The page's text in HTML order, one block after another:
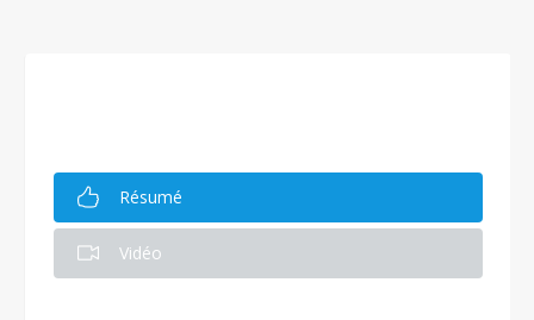
Résumé
Vidéo